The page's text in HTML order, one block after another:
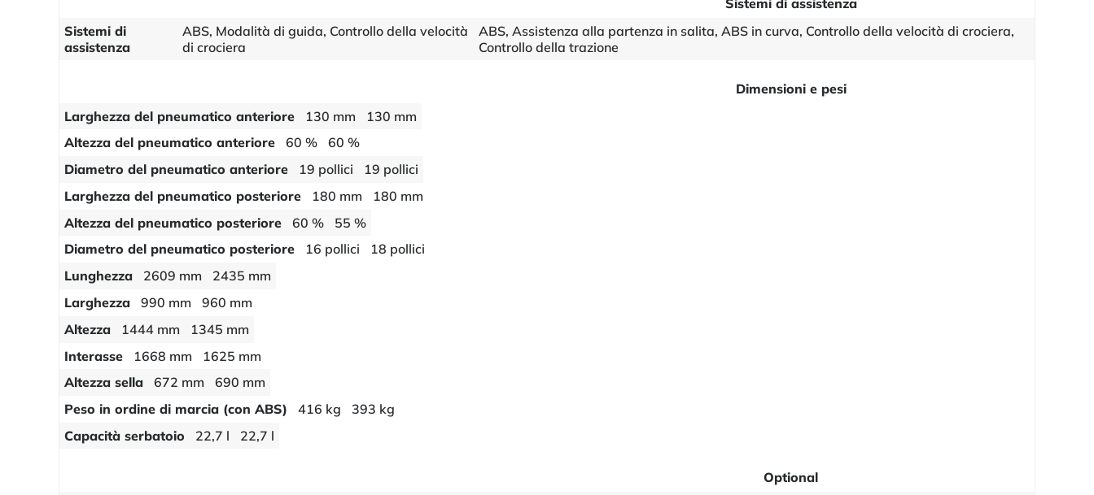
Sistemi di
assistenza
ABS, Modalità di guida, Controllo della velocità
di crociera
ABS, Assistenza alla partenza in salita, ABS in curva, Controllo della velocità di crociera,
Controllo della trazione
Dimensioni e pesi
Larghezza del pneumatico anteriore
130 mm
130 mm
Altezza del pneumatico anteriore
60 %
60 %
Diametro del pneumatico anteriore
19 pollici
19 pollici
Larghezza del pneumatico posteriore
180 mm
180 mm
Altezza del pneumatico posteriore
60 %
55 %
Diametro del pneumatico posteriore
16 pollici
18 pollici
Lunghezza
2609 mm
2435 mm
Larghezza
990 mm
960 mm
Altezza
1444 mm
1345 mm
Interasse
1668 mm
1625 mm
Altezza sella
672 mm
690 mm
Peso in ordine di marcia (con ABS)
416 kg
393 kg
Capacità serbatoio
22,7 l 22,7 l
Optional